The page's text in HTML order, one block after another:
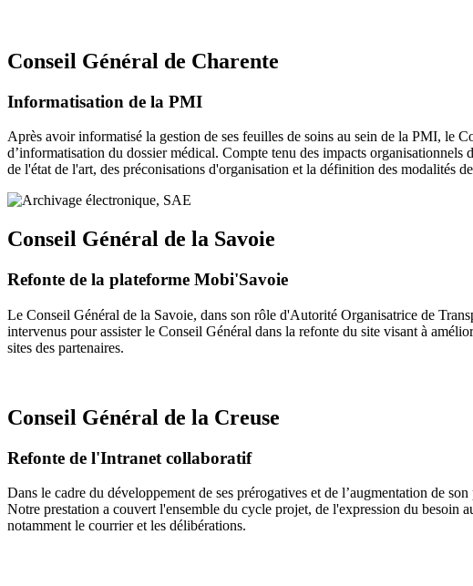
Conseil Général de Charente
Informatisation de la PMI
Après avoir informatisé la gestion de ses feuilles de soins au sein de la PMI, le
d’informatisation du dossier médical. Compte tenu des impacts
de l'état de l'art, des préconisations d'organisation et la définition des modalités
Conseil Général de la Savoie
Refonte de la plateforme Mobi'Savoie
Le Conseil Général de la Savoie, dans son rôle d'Autorité Organisatrice de
intervenus pour assister le Conseil Général dans la refonte du site visant à
sites des partenaires.
Conseil Général de la Creuse
Refonte de l'Intranet collaboratif
Dans le cadre du développement de ses prérogatives et de l’augmentation de
Notre prestation a couvert l'ensemble du cycle projet, de l'expression du besoin
notamment le courrier et les délibérations.